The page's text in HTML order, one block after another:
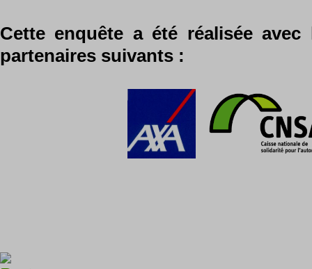
Cette enquête a été réalisée
partenaires suivants :